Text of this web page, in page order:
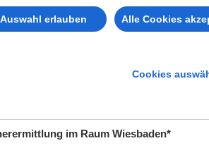
Auswahl erlauben Alle Cookies
Cookies
Privatdetektei
im Raum Wiesbaden*